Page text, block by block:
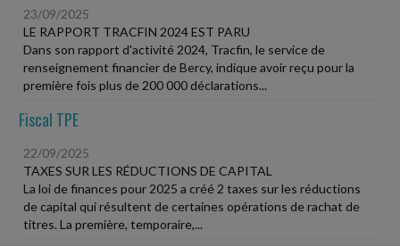
23/09/2025
LE RAPPORT TRACFIN 2024 EST PARU
Dans son rapport d'activité 2024, Tracfin, le service de
renseignement financier de Bercy, indique avoir reçu pour la
première fois plus de 200 000 déclarations...
Fiscal TPE
22/09/2025
TAXES SUR LES RÉDUCTIONS DE CAPITAL
La loi de finances pour 2025 a créé 2 taxes sur les réductions
de capital qui résultent de certaines opérations de rachat de
titres. La première, temporaire,...